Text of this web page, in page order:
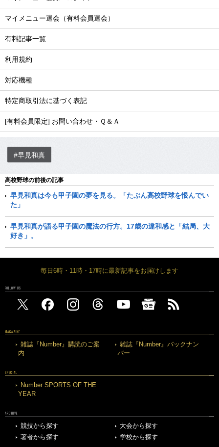
マイメニュー退会（有料会員退会）
有料記事一覧
利用規約
対応機種
特定商取引法に基づく表記
[有料会員限定] お問い合わせ・Ｑ＆Ａ
#早見和真
高校野球の前後の記事
早見和真は今も甲子園の夢を見る。「たぶん高校野球を恨んでい
た」
早見和真が語る甲子園の魔法の行方。17歳の違和感と「結局、大
好き」。
毎日6時・11時・17時に最新記事をお届けします
FOLLOW US
MAGAZINE
雑誌『Number』購読のご案
内
雑誌『Number』バックナン
バー
SPECIAL
Number SPORTS OF THE
YEAR
ARCHIVE
競技から探す
大会から探す
著者から探す
学校から探す